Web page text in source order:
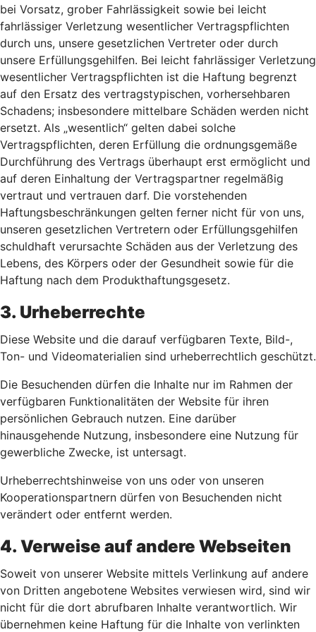
bei Vorsatz, grober Fahrlässigkeit sowie bei leicht
fahrlässiger Verletzung wesentlicher Vertragspflichten
durch uns, unsere gesetzlichen Vertreter oder durch
unsere Erfüllungsgehilfen. Bei leicht fahrlässiger Verletzung
wesentlicher Vertragspflichten ist die Haftung begrenzt
auf den Ersatz des vertragstypischen, vorhersehbaren
Schadens; insbesondere mittelbare Schäden werden nicht
ersetzt. Als „wesentlich“ gelten dabei solche
Vertragspflichten, deren Erfüllung die ordnungsgemäße
Durchführung des Vertrags überhaupt erst ermöglicht und
auf deren Einhaltung der Vertragspartner regelmäßig
vertraut und vertrauen darf. Die vorstehenden
Haftungsbeschränkungen gelten ferner nicht für von uns,
unseren gesetzlichen Vertretern oder Erfüllungsgehilfen
schuldhaft verursachte Schäden aus der Verletzung des
Lebens, des Körpers oder der Gesundheit sowie für die
Haftung nach dem Produkthaftungsgesetz.
3. Urheberrechte
Diese Website und die darauf verfügbaren Texte, Bild-,
Ton- und Videomaterialien sind urheberrechtlich geschützt.
Die Besuchenden dürfen die Inhalte nur im Rahmen der
verfügbaren Funktionalitäten der Website für ihren
persönlichen Gebrauch nutzen. Eine darüber
hinausgehende Nutzung, insbesondere eine Nutzung für
gewerbliche Zwecke, ist untersagt.
Urheberrechtshinweise von uns oder von unseren
Kooperationspartnern dürfen von Besuchenden nicht
verändert oder entfernt werden.
4. Verweise auf andere Webseiten
Soweit von unserer Website mittels Verlinkung auf andere
von Dritten angebotene Websites verwiesen wird, sind wir
nicht für die dort abrufbaren Inhalte verantwortlich. Wir
übernehmen keine Haftung für die Inhalte von verlinkten